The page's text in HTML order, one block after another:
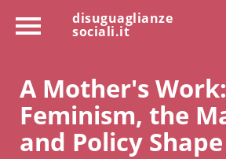
disuguaglianze
sociali.it
A Mother's
Feminism, the
and Policy